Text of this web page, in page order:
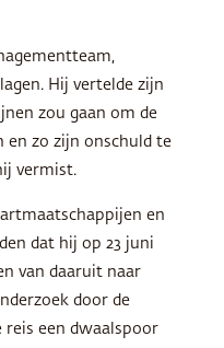
Hij vertelde zijn
zou gaan om de
en zo zijn onschuld te
vermist.
en
dat hij op 23 juni
van daaruit naar
door de
een dwaalspoor